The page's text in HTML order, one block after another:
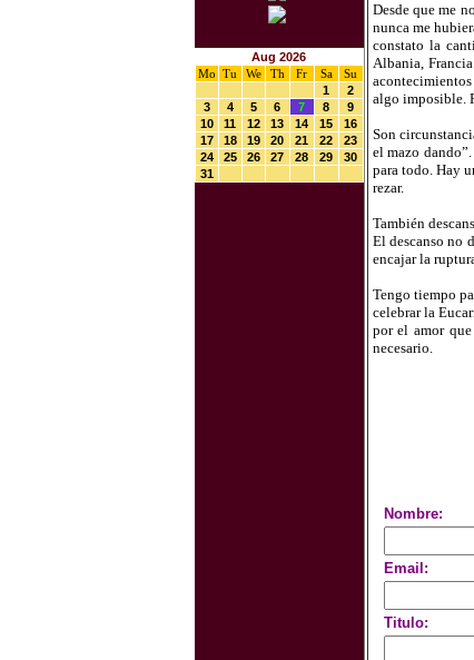
Aug 2026
Mo Tu We Th Fr Sa
Su
1
2
3
4 5 6 7 8
9
10
11 12 13 14 15
16
17
18 19 20 21 22
23
24
25 26 27 28 29
30
31
Desde que me
nunca me
constato la
Albania,
algo imposible.
Son
el mazo
para todo. Hay
rezar.
También
El descanso no
encajar la
Tengo tiempo
celebrar la
por el amor
necesario.
Nombre:
Email:
Titulo: